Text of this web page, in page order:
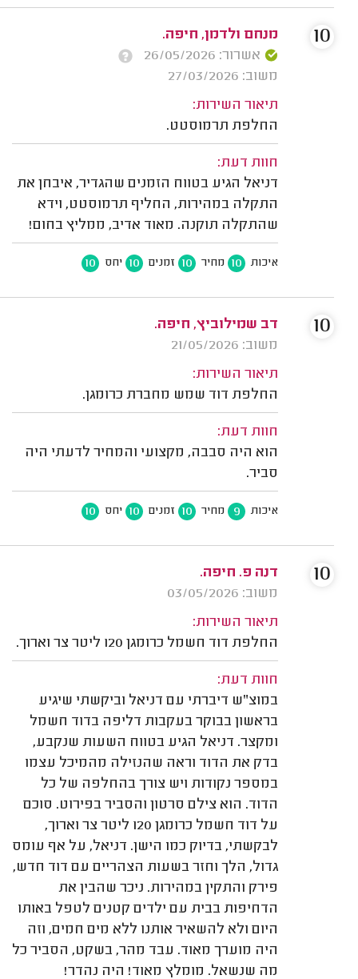
מנחם ולדמן, חיפה.
אשרור: 26/05/2026
משוב: 27/03/2026
תיאור השירות:
החלפת תרמוסטט.
חוות דעת:
דניאל הגיע בטווח הזמנים שהגדיר, איבחן את
התקלה במהירות, החליף תרמוסטט, וידא
שהתקלה תוקנה. מאוד אדיב, ממליץ בחום!
איכות 10 מחיר 10 זמנים 10 יחס 10
10
דב שמילוביץ, חיפה.
משוב: 21/05/2026
תיאור השירות:
החלפת דוד שמש מחברת כרומגן.
חוות דעת:
הוא היה סבבה, מקצועי והמחיר לדעתי היה
סביר.
איכות 9 מחיר 10 זמנים 10 יחס 10
10
דנה פ. חיפה.
משוב: 03/05/2026
תיאור השירות:
החלפת דוד חשמל כרומגן 120 ליטר צר וארוך.
חוות דעת:
במוצ"ש דיברתי עם דניאל וביקשתי שיגיע
בראשון בבוקר בעקבות דליפה בדוד חשמל
ומקצר. דניאל הגיע בטווח השעות שנקבע,
בדק את הדוד וראה שהנזילה מהמיכל עצמו
במספר נקודות ויש צורך בהחלפה של כל
הדוד. הוא צילם סרטון והסביר בפירוט. סוכם
על דוד חשמל כרומגן 120 ליטר צר וארוך,
לבקשתי, בדיוק כמו הישן. דניאל, על אף עומס
גדול, הלך וחזר בשעות הצהריים עם דוד חדש,
פירק והתקין במהירות. ניכר שהבין את
הדחיפות בבית עם ילדים קטנים לטפל באותו
היום ולא להשאיר אותנו ללא מים חמים, וזה
היה מוערך מאוד. עבד מהר, בשקט, הסביר כל
מה שנשאל. מומלץ מאוד! היה נהדר!
10